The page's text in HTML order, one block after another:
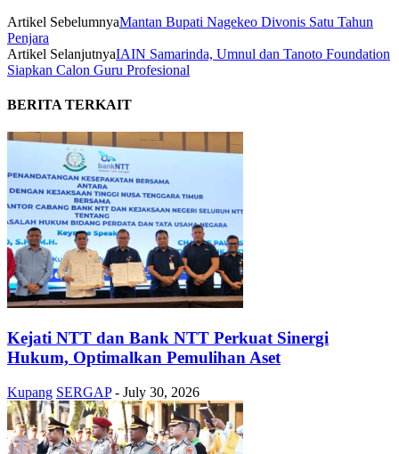
Artikel SebelumnyaMantan Bupati Nagekeo Divonis Satu Tahun
Penjara
Artikel SelanjutnyaIAIN Samarinda, Umnul dan Tanoto Foundation
Siapkan Calon Guru Profesional
BERITA TERKAIT
Kejati NTT dan Bank NTT Perkuat Sinergi
Hukum, Optimalkan Pemulihan Aset
Kupang SERGAP - July 30, 2026